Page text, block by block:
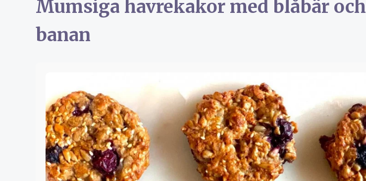
Mumsiga havrekakor med blåbär och
banan